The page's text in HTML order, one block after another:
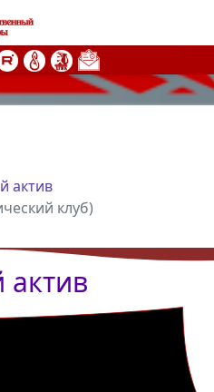
актив
клуб)
актив